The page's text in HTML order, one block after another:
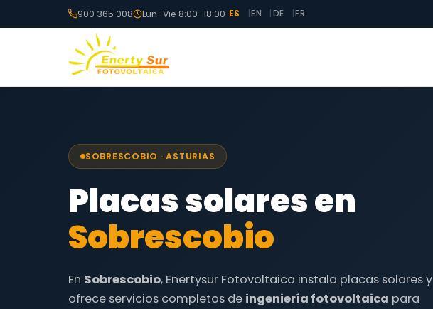
900 365 008 Lun–Vie 8:00–18:00 ES EN DE FR
SOBRESCOBIO · ASTURIAS
Placas solares en
Sobrescobio
En Sobrescobio, Enertysur Fotovoltaica instala placas solares y
ofrece servicios completos de ingeniería fotovoltaica para